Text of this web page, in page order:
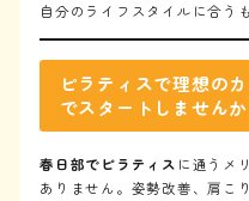
私
自分のライフスタイルに合う
ピラティスで理想の
でスタートしませんか
春日部でピラティス に通うメ
ありません。姿勢改善、肩こ